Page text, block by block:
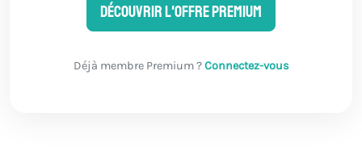
Découvrir l'offre Premium
Déjà membre Premium ?Connectez-vous